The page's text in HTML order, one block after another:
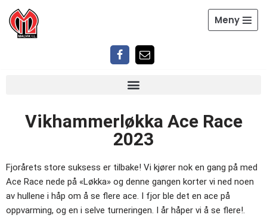
Hopp
Meny
Vikhammerløkka Ace Race
2023
Fjorårets store suksess er tilbake! Vi kjører nok en gang på med
Ace Race nede på «Løkka» og denne gangen korter vi ned noen
av hullene i håp om å se flere ace. I fjor ble det en ace på
oppvarming, og en i selve turneringen. I år håper vi å se flere!.